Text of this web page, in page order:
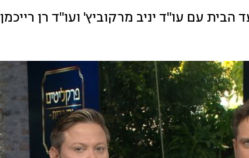
עם עו"ד יניב מרקוביץ' ועו"ד רן רייכמן